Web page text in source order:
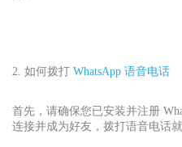
2. 如何拨打 WhatsApp 语音电话
首先，请确保您已安装并注册
连接并成为好友，拨打语音电话